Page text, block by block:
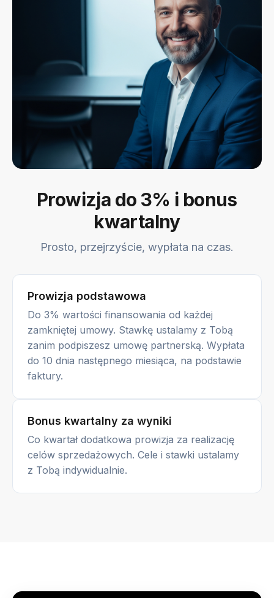
Prowizja do 3% i bonus
kwartalny
Prosto, przejrzyście, wypłata na czas.
Prowizja podstawowa
Do 3% wartości finansowania od każdej
zamkniętej umowy. Stawkę ustalamy z Tobą
zanim podpiszesz umowę partnerską. Wypłata
do 10 dnia następnego miesiąca, na podstawie
faktury.
Bonus kwartalny za wyniki
Co kwartał dodatkowa prowizja za realizację
celów sprzedażowych. Cele i stawki ustalamy
z Tobą indywidualnie.